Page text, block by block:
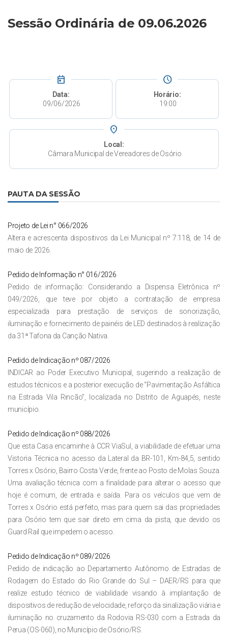
Sessão Ordinária de 09.06.2026
today
Data:
09/06/2026
schedule
Horário:
19:00
place
Local:
Câmara Municipal de Vereadores de Osório
PAUTA DA SESSÃO
Projeto de Lei n° 066/2026
Altera e acrescenta dispositivos da Lei Municipal nº 7.118, de 14 de
maio de 2026.
Pedido de Informação n° 016/2026
Pedido de informação: Considerando a Dispensa Eletrônica nº
049/2026, que teve por objeto a contratação de empresa
especializada para prestação de serviços de sonorização,
iluminação e fornecimento de painéis de LED destinados à realização
da 31ª Tafona da Canção Nativa.
Pedido de Indicação nº 087/2026
INDICAR ao Poder Executivo Municipal, sugerindo a realização de
estudos técnicos e a posterior execução de “Pavimentação Asfáltica
na Estrada Vila Rincão”, localizada no Distrito de Aguapés, neste
município.
Pedido de Indicação nº 088/2026
Que esta Casa encaminhe à CCR ViaSul, a viabilidade de efetuar uma
Vistoria Técnica no acesso da Lateral da BR-101, Km-84,5, sentido
Torres x Osório, Bairro Costa Verde, frente ao Posto de Molas Souza.
Uma avaliação técnica com a finalidade para alterar o acesso que
hoje é comum, de entrada e saída. Para os veículos que vem de
Torres x Osório está perfeito, mas para quem sai das propriedades
para Osório tem que sair direto em cima da pista, que devido os
Guard Rail que impedem o acesso.
Pedido de Indicação nº 089/2026
Pedido de indicação ao Departamento Autônomo de Estradas de
Rodagem do Estado do Rio Grande do Sul – DAER/RS para que
realize estudo técnico de viabilidade visando à implantação de
dispositivos de redução de velocidade, reforço da sinalização viária e
iluminação no cruzamento da Rodovia RS-030 com a Estrada da
Perua (OS-060), no Município de Osório/RS.